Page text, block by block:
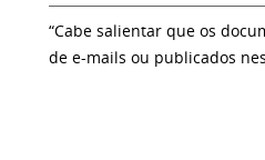
“Cabe salientar que os
de e-mails ou publicados